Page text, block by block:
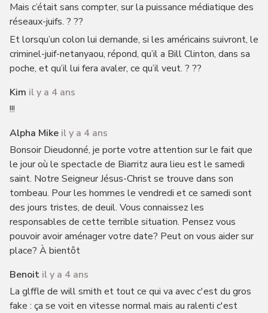
Mais c’était sans compter, sur la puissance médiatique des
réseaux-juifs. ? ??
Et lorsqu’un colon lui demande, si les américains suivront, le
criminel-juif-netanyaou, répond, qu’il a Bill Clinton, dans sa
poche, et qu’il lui fera avaler, ce qu’il veut. ? ??
Kim il y a 4 ans
!!!
Alpha Mike il y a 4 ans
Bonsoir Dieudonné, je porte votre attention sur le fait que
le jour où le spectacle de Biarritz aura lieu est le samedi
saint. Notre Seigneur Jésus-Christ se trouve dans son
tombeau. Pour les hommes le vendredi et ce samedi sont
des jours tristes, de deuil. Vous connaissez les
responsables de cette terrible situation. Pensez vous
pouvoir avoir aménager votre date? Peut on vous aider sur
place? À bientôt
Benoit il y a 4 ans
La glffle de will smith et tout ce qui va avec c'est du gros
fake : ça se voit en vitesse normal mais au ralenti c'est